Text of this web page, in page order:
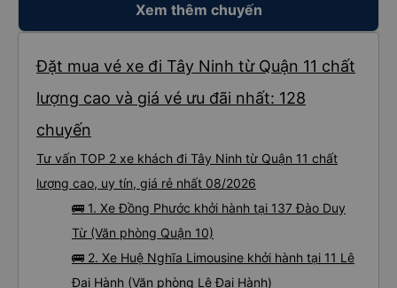
Xem thêm chuyến
Đặt mua vé xe đi Tây Ninh từ Quận 11 chất
lượng cao và giá vé ưu đãi nhất: 128
chuyến
Tư vấn TOP 2 xe khách đi Tây Ninh từ Quận 11 chất
lượng cao, uy tín, giá rẻ nhất 08/2026
🚌 1. Xe Đồng Phước khởi hành tại 137 Đào Duy
Từ (Văn phòng Quận 10)
🚌 2. Xe Huệ Nghĩa Limousine khởi hành tại 11 Lê
Đại Hành (Văn phòng Lê Đại Hành)